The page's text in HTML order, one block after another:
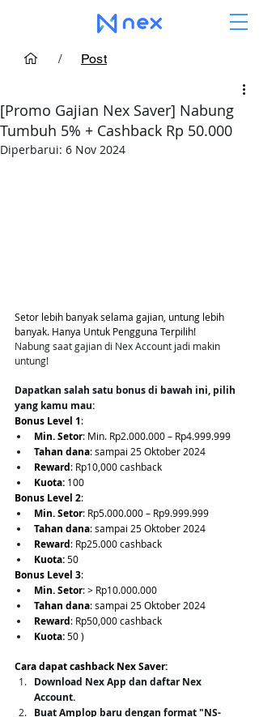
/ Post
[Promo Gajian Nex Saver] Nabung
Tumbuh 5% + Cashback Rp 50.000
Diperbarui: 6 Nov 2024
Setor lebih banyak selama gajian, untung lebih
banyak. Hanya Untuk Pengguna Terpilih!
Nabung saat gajian di Nex Account jadi makin
untung!
Dapatkan salah satu bonus di bawah ini, pilih
yang kamu mau:
Bonus Level 1:
Min. Setor: Min. Rp2.000.000 – Rp4.999.999
Tahan dana: sampai 25 Oktober 2024
Reward: Rp10,000 cashback
Kuota: 100
Bonus Level 2:
Min. Setor: Rp5.000.000 – Rp9.999.999
Tahan dana: sampai 25 Oktober 2024
Reward: Rp25.000 cashback
Kuota: 50
Bonus Level 3:
Min. Setor: > Rp10.000.000
Tahan dana: sampai 25 Oktober 2024
Reward: Rp50,000 cashback
Kuota: 50 )
Cara dapat cashback Nex Saver:
Download Nex App dan daftar Nex
Account.
Buat Amplop baru dengan format "NS-